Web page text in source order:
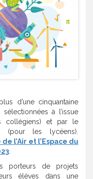
d’une cinquantaine
à l’issue
collégiens) et par le
(pour les lycéens).
l’Air et l’Espace du
.
porteurs de projets
élèves dans une